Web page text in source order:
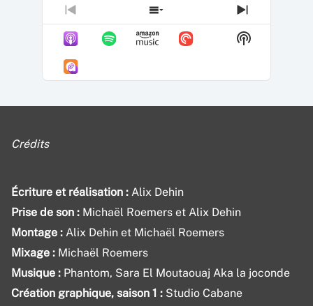
Previous
Episode
Show
Episodes
List
Next
Episode
Show
Crédits
Écriture et réalisation : Alix Dehin
Prise de son : Michaël Roemers et Alix Dehin
Montage : Alix Dehin et Michaël Roemers
Mixage : Michaël Roemers
Musique : Phantom, Sara El Moutaouaj Aka la joconde
Création graphique, saison 1 : Studio Cabane